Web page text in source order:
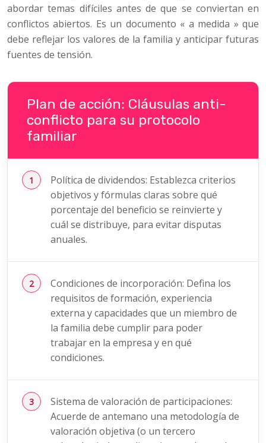
abordar temas difíciles antes de que se conviertan en
conflictos abiertos. Es un documento « a medida » que
debe reflejar los valores de la familia y anticipar futuras
fuentes de tensión.
Plan de acción: Cláusulas anti-
conflicto para su protocolo
familiar
Política de dividendos: Establezca criterios
objetivos y fórmulas claras sobre qué
porcentaje del beneficio se reinvierte y
cuál se distribuye, para evitar disputas
anuales.
Condiciones de incorporación: Defina los
requisitos de formación, experiencia
externa y capacidades que un miembro de
la familia debe cumplir para poder
trabajar en la empresa y en qué
condiciones.
Sistema de valoración de participaciones:
Acuerde de antemano una metodología de
valoración objetiva (o un tercero